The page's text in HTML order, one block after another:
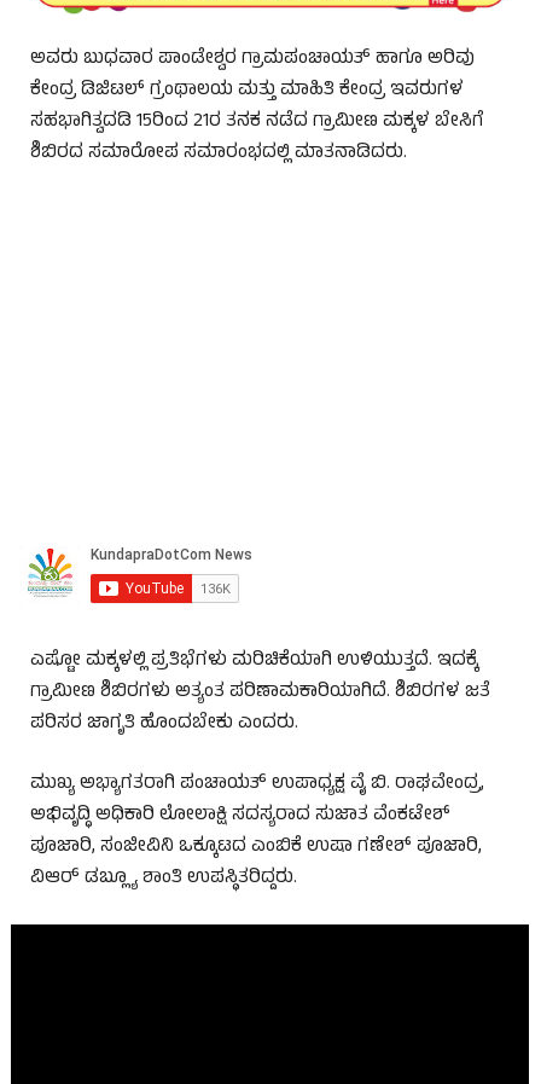
ಅವರು ಬುಧವಾರ ಪಾಂಡೇಶ್ವರ ಗ್ರಾಮಪಂಚಾಯತ್ ಹಾಗೂ ಅರಿವು
ಕೇಂದ್ರ ಡಿಜಿಟಲ್ ಗ್ರಂಥಾಲಯ ಮತ್ತು ಮಾಹಿತಿ ಕೇಂದ್ರ ಇವರುಗಳ
ಸಹಭಾಗಿತ್ವದಡಿ 15ರಿಂದ 21ರ ತನಕ ನಡೆದ ಗ್ರಾಮೀಣ ಮಕ್ಕಳ ಬೇಸಿಗೆ
ಶಿಬಿರದ ಸಮಾರೋಪ ಸಮಾರಂಭದಲ್ಲಿ ಮಾತನಾಡಿದರು.
ಎಷ್ಟೋ ಮಕ್ಕಳಲ್ಲಿ ಪ್ರತಿಭೆಗಳು ಮರಿಚಿಕೆಯಾಗಿ ಉಳಿಯುತ್ತದೆ. ಇದಕ್ಕೆ
ಗ್ರಾಮೀಣ ಶಿಬಿರಗಳು ಅತ್ಯಂತ ಪರಿಣಾಮಕಾರಿಯಾಗಿದೆ. ಶಿಬಿರಗಳ ಜತೆ
ಪರಿಸರ ಜಾಗೃತಿ ಹೊಂದಬೇಕು ಎಂದರು.
ಮುಖ್ಯ ಅಭ್ಯಾಗತರಾಗಿ ಪಂಚಾಯತ್ ಉಪಾಧ್ಯಕ್ಷ ವೈ ಬಿ. ರಾಘವೇಂದ್ರ,
ಅಭಿವೃದ್ಧಿ ಅಧಿಕಾರಿ ಲೋಲಾಕ್ಷಿ ಸದಸ್ಯರಾದ ಸುಜಾತ ವೆಂಕಟೇಶ್
ಪೂಜಾರಿ, ಸಂಜೀವಿನಿ ಒಕ್ಕೂಟದ ಎಂಬಿಕೆ ಉಷಾ ಗಣೇಶ್ ಪೂಜಾರಿ,
ವಿಆರ್ ಡಬ್ಲ್ಯೂ ಶಾಂತಿ ಉಪಸ್ಥಿತರಿದ್ದರು.